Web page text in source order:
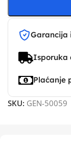
Garancija
Isporuka
Plaćanje
SKU: GEN-50059